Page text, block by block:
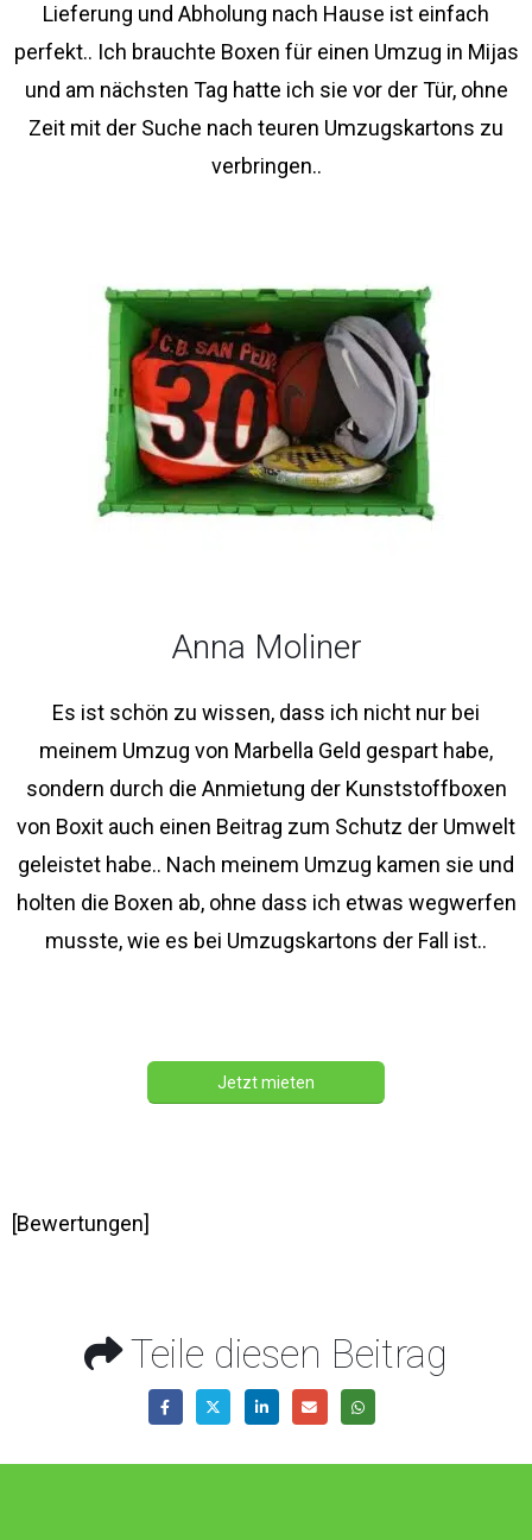
Lieferung und Abholung nach Hause ist einfach
perfekt.. Ich brauchte Boxen für einen Umzug in Mijas
und am nächsten Tag hatte ich sie vor der Tür, ohne
Zeit mit der Suche nach teuren Umzugskartons zu
verbringen..
Anna Moliner
Es ist schön zu wissen, dass ich nicht nur bei
meinem Umzug von Marbella Geld gespart habe,
sondern durch die Anmietung der Kunststoffboxen
von Boxit auch einen Beitrag zum Schutz der Umwelt
geleistet habe.. Nach meinem Umzug kamen sie und
holten die Boxen ab, ohne dass ich etwas wegwerfen
musste, wie es bei Umzugskartons der Fall ist..
Jetzt mieten
[Bewertungen]
Teile diesen Beitrag